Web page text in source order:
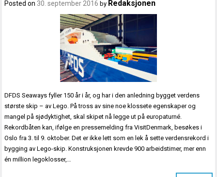
Posted on 30. september 2016 by Redaksjonen
DFDS Seaways fyller 150 år i år, og har i den anledning bygget verdens
største skip – av Lego. På tross av sine noe klossete egenskaper og
mangel på sjødyktighet, skal skipet nå legge ut på europaturné.
Rekordbåten kan, ifølge en pressemelding fra VisitDenmark, besøkes i
Oslo fra 3. til 9. oktober. Det er ikke lett som en lek å sette verdensrekord i
bygging av Lego-skip. Konstruksjonen krevde 900 arbeidstimer, mer enn
én million legoklosser,…